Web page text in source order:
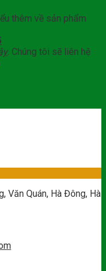
thêm về sản phẩm
. Chúng tôi sẽ liên hệ
Văn Quán, Hà Đông, Hà